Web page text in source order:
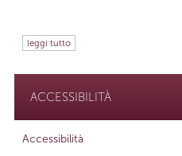
leggi tutto
ACCESSIBILITÀ
Accessibilità